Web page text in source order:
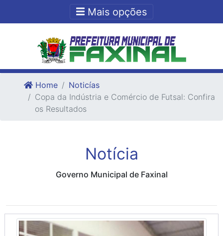
Ir para o fim do conteudo
Mais opções
Home
Noticías
Copa da Indústria e Comércio de Futsal: Confira
os Resultados
Notícia
Governo Municipal de Faxinal